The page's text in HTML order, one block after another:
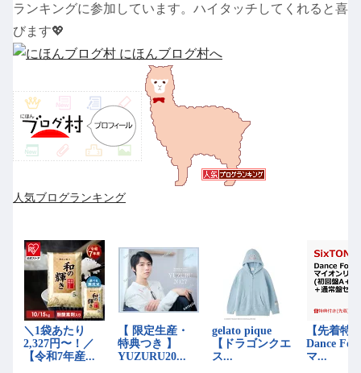
ランキングに参加しています。ハイタッチしてくれると喜
びます💖
人気ブログランキング